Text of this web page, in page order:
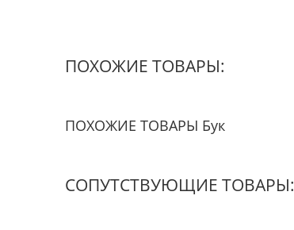
ПОХОЖИЕ ТОВАРЫ:
ПОХОЖИЕ ТОВАРЫ Бук
СОПУТСТВУЮЩИЕ ТОВАРЫ: